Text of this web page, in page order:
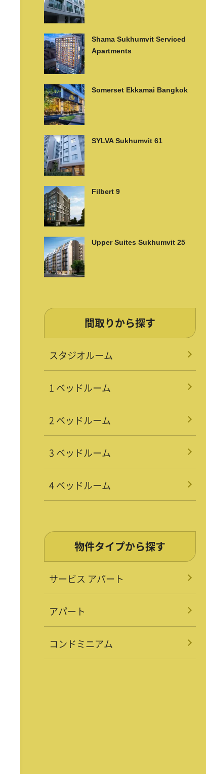
Shama Sukhumvit Serviced
Apartments
Somerset Ekkamai Bangkok
SYLVA Sukhumvit 61
Filbert 9
Upper Suites Sukhumvit 25
間取りから探す
スタジオルーム
1 ベッドルーム
2 ベッドルーム
3 ベッドルーム
4 ベッドルーム
物件タイプから探す
サービス アパート
アパート
コンドミニアム